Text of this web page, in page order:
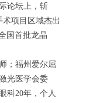
论坛上，斩
项目区域杰出
国首批龙晶
；福州爱尔屈
光医学会委
科20年，个人